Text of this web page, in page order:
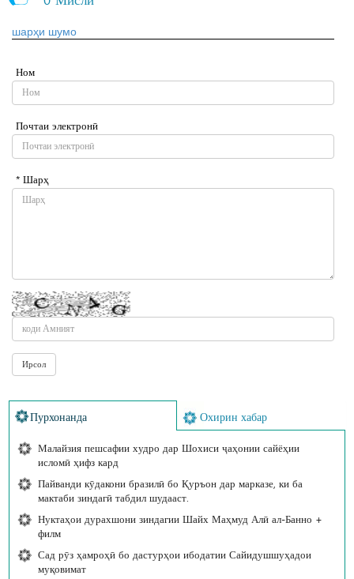
шарҳи шумо
Ном
Почтаи электронӣ
* Шарҳ
Пурхонанда Охирин хабар
Малайзия пешсафии худро дар Шохиси ҷаҳонии сайёҳии
исломӣ ҳифз кард
Пайванди кӯдакони бразилӣ бо Қуръон дар марказе, ки ба
мактаби зиндагӣ табдил шудааст.
Нуктаҳои дурахшони зиндагии Шайх Маҳмуд Алӣ ал-Банно +
филм
Сад рӯз ҳамроҳӣ бо дастурҳои ибодатии Сайидушшуҳадои
муқовимат